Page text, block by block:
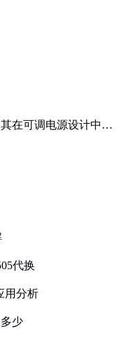
在可调电源设计中的
代换
用分析
少